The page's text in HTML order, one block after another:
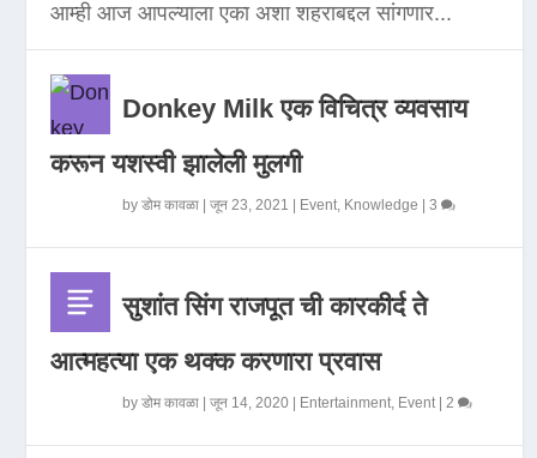
आम्ही आज आपल्याला एका अशा शहराबद्दल सांगणार...
Donkey Milk एक विचित्र व्यवसाय
करून यशस्वी झालेली मुलगी
byडोम कावळा |जून 23, 2021 Event, Knowledge |3
सुशांत सिंग राजपूत ची कारकीर्द ते
आत्महत्या एक थक्क करणारा प्रवास
byडोम कावळा |जून 14, 2020 Entertainment, Event|2